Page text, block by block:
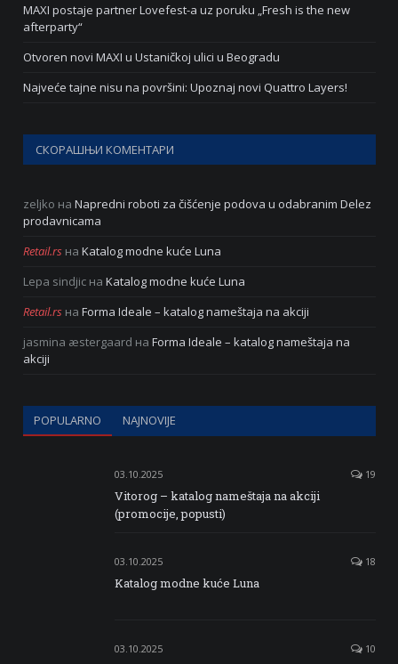
MAXI postaje partner Lovefest-a uz poruku „Fresh is the new
afterparty“
Otvoren novi MAXI u Ustaničkoj ulici u Beogradu
Najveće tajne nisu na površini: Upoznaj novi Quattro Layers!
СКОРАШЊИ КОМЕНТАРИ
zeljko на Napredni roboti za čišćenje podova u odabranim Delez
prodavnicama
Retail.rs на Katalog modne kuće Luna
Lepa sindjic на Katalog modne kuće Luna
Retail.rs на Forma Ideale – katalog nameštaja na akciji
jasmina æstergaard на Forma Ideale – katalog nameštaja na
akciji
POPULARNO NAJNOVIJE
03.10.2025 19
Vitorog – katalog nameštaja na akciji
(promocije, popusti)
03.10.2025 18
Katalog modne kuće Luna
03.10.2025 10